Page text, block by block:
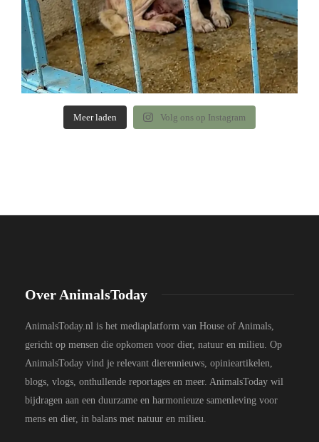
Meer laden Volg ons op Instagram
Over AnimalsToday
AnimalsToday.nl is het mediaplatform van House of Animals,
gericht op mensen die opkomen voor dier, natuur en milieu. Op
AnimalsToday vind je relevant dierennieuws, opinieartikelen,
blogs, vlogs, onthullende reportages en meer. AnimalsToday wil
bijdragen aan een duurzame en harmonieuze samenleving voor
mens en dier, in balans met natuur en milieu.